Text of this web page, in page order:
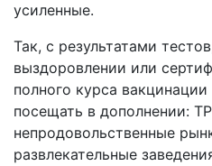
усиленные.
Так, с результатами
выздоровлении или
полного курса
посещать в дополнении:
непродовольственные
развлекательные